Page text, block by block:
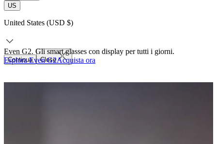
US
United States (USD $)
Continua Close
Even G2. Gli smart glasses con display per tutti i giorni.
Esplora Even G2Acquista ora